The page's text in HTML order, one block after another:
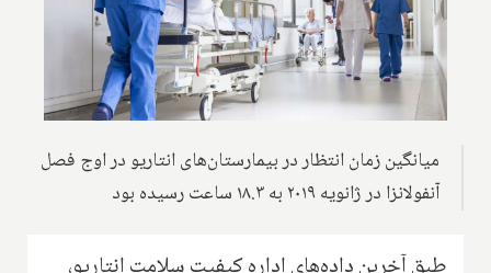
میانگین زمان انتظار در بیمارستان‌های انتاریو در اوج فصل
آنفولانزا در ژانویه ۲۰۱۹ به ۱۸.۳ ساعت رسیده بود